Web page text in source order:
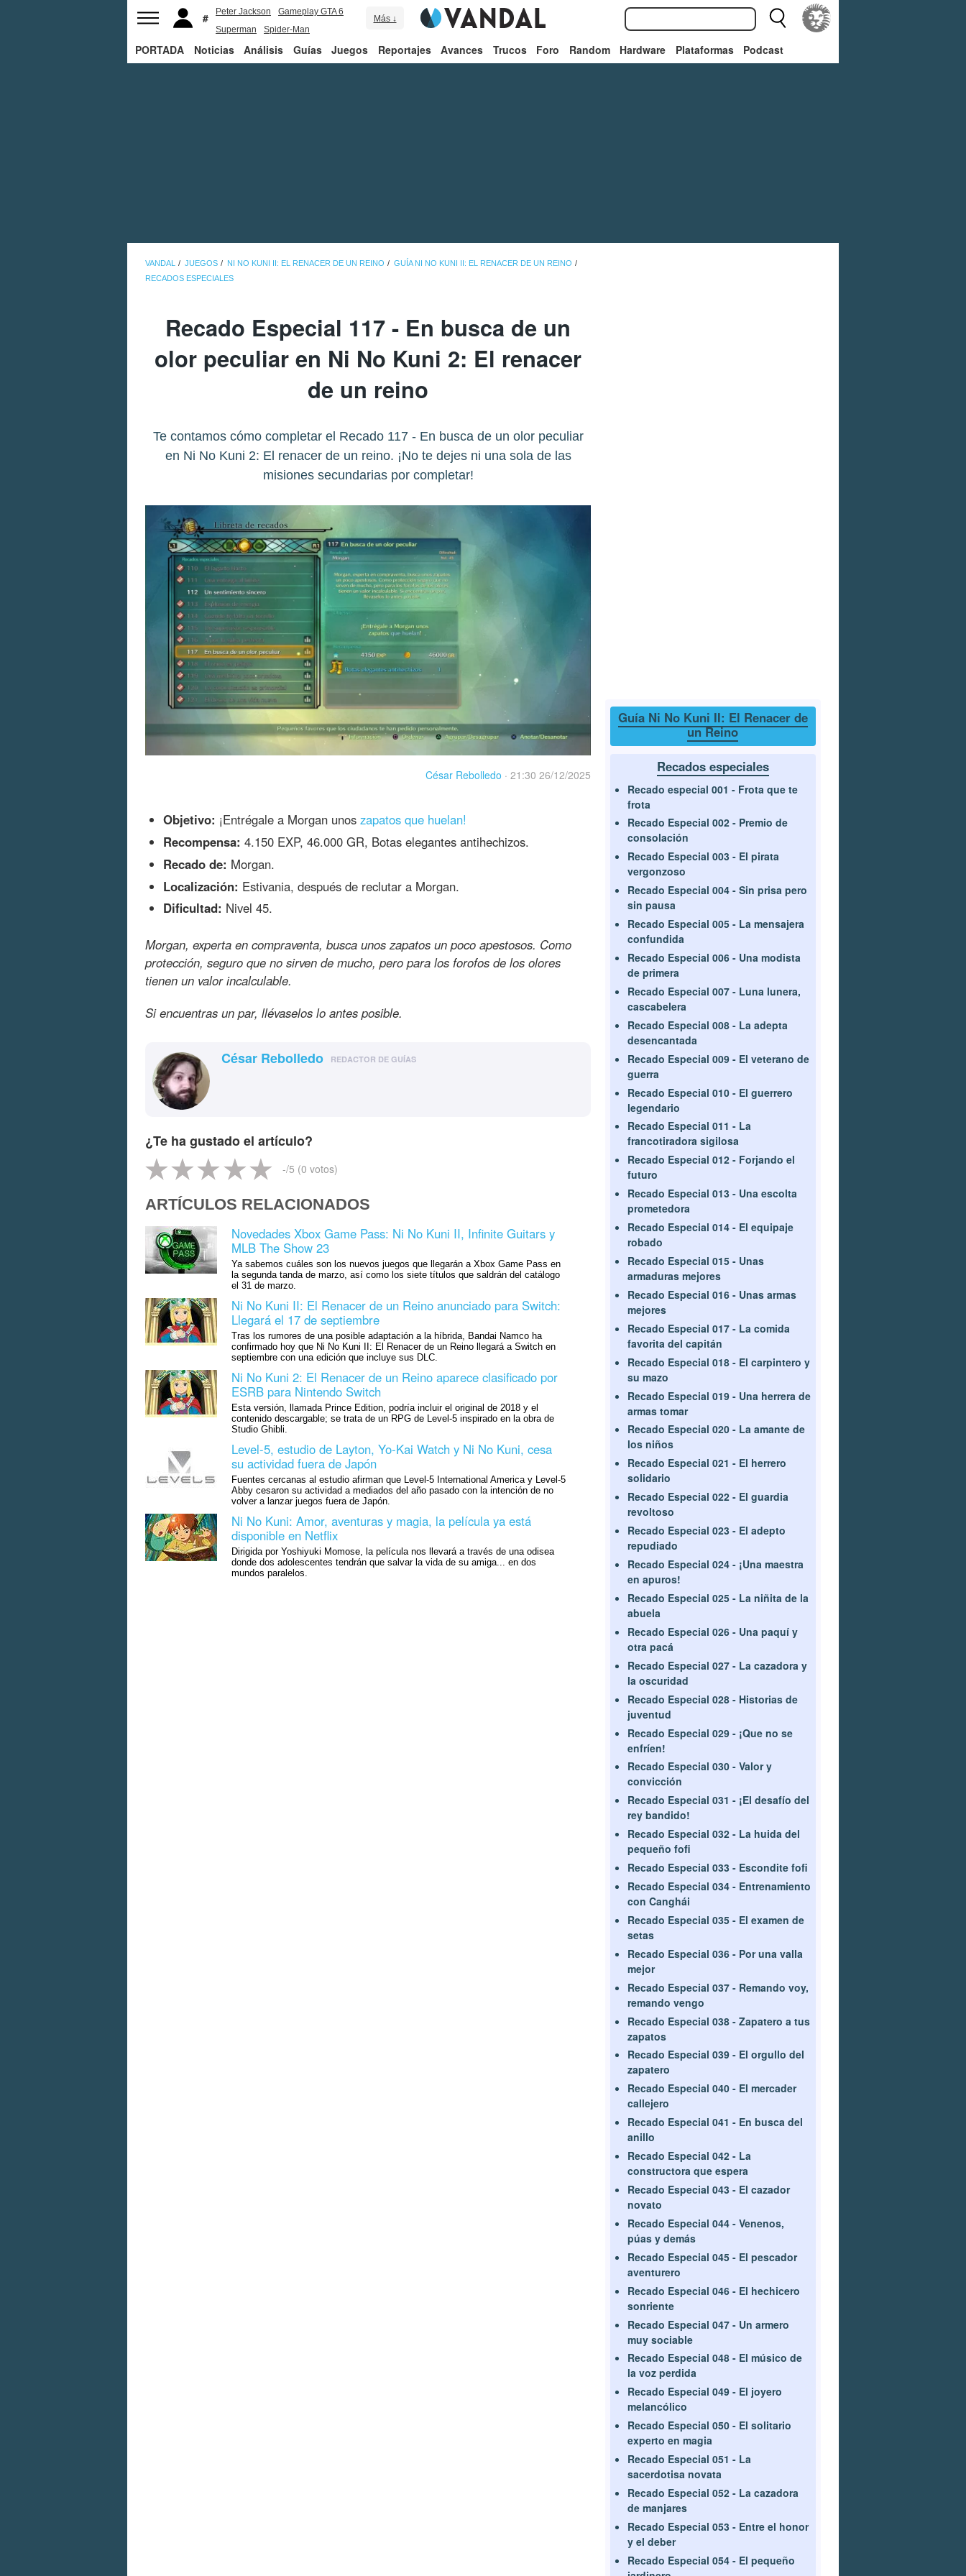
Peter Jackson
Gameplay GTA 6
Superman
Spider-Man
Más ↓
PORTADA Noticias Análisis Guías Juegos Reportajes Avances Trucos Foro Random Hardware Plataformas Podcast
VANDAL JUEGOS NI NO KUNI II: EL RENACER DE UN REINO
GUÍA NI NO KUNI II: EL RENACER DE UN REINO
RECADOS ESPECIALES
Recado Especial 117 - En busca de un
olor peculiar en Ni No Kuni 2: El renacer
de un reino
Te contamos cómo completar el Recado 117 - En busca de un olor peculiar
en Ni No Kuni 2: El renacer de un reino. ¡No te dejes ni una sola de las
misiones secundarias por completar!
César Rebolledo · 21:30 26/12/2025
Objetivo: ¡Entrégale a Morgan unos zapatos que huelan!
Recompensa: 4.150 EXP, 46.000 GR, Botas elegantes antihechizos.
Recado de: Morgan.
Localización: Estivania, después de reclutar a Morgan.
Dificultad: Nivel 45.
Morgan, experta en compraventa, busca unos zapatos un poco apestosos. Como
protección, seguro que no sirven de mucho, pero para los forofos de los olores
tienen un valor incalculable.
Si encuentras un par, llévaselos lo antes posible.
César Rebolledo REDACTOR DE GUÍAS
¿Te ha gustado el artículo?
-/5 (0 votos)
ARTÍCULOS RELACIONADOS
Novedades Xbox Game Pass: Ni No Kuni II, Infinite Guitars y
MLB The Show 23
Ya sabemos cuáles son los nuevos juegos que llegarán a Xbox Game Pass en
la segunda tanda de marzo, así como los siete títulos que saldrán del catálogo
el 31 de marzo.
Ni No Kuni II: El Renacer de un Reino anunciado para Switch:
Llegará el 17 de septiembre
Tras los rumores de una posible adaptación a la híbrida, Bandai Namco ha
confirmado hoy que Ni No Kuni II: El Renacer de un Reino llegará a Switch en
septiembre con una edición que incluye sus DLC.
Ni No Kuni 2: El Renacer de un Reino aparece clasificado por
ESRB para Nintendo Switch
Esta versión, llamada Prince Edition, podría incluir el original de 2018 y el
contenido descargable; se trata de un RPG de Level-5 inspirado en la obra de
Studio Ghibli.
Level-5, estudio de Layton, Yo-Kai Watch y Ni No Kuni, cesa
su actividad fuera de Japón
Fuentes cercanas al estudio afirman que Level-5 International America y Level-5
Abby cesaron su actividad a mediados del año pasado con la intención de no
volver a lanzar juegos fuera de Japón.
Ni No Kuni: Amor, aventuras y magia, la película ya está
disponible en Netflix
Dirigida por Yoshiyuki Momose, la película nos llevará a través de una odisea
donde dos adolescentes tendrán que salvar la vida de su amiga... en dos
mundos paralelos.
Guía Ni No Kuni II: El Renacer de
un Reino
Recados especiales
Recado especial 001 - Frota que te
frota
Recado Especial 002 - Premio de
consolación
Recado Especial 003 - El pirata
vergonzoso
Recado Especial 004 - Sin prisa pero
sin pausa
Recado Especial 005 - La mensajera
confundida
Recado Especial 006 - Una modista
de primera
Recado Especial 007 - Luna lunera,
cascabelera
Recado Especial 008 - La adepta
desencantada
Recado Especial 009 - El veterano de
guerra
Recado Especial 010 - El guerrero
legendario
Recado Especial 011 - La
francotiradora sigilosa
Recado Especial 012 - Forjando el
futuro
Recado Especial 013 - Una escolta
prometedora
Recado Especial 014 - El equipaje
robado
Recado Especial 015 - Unas
armaduras mejores
Recado Especial 016 - Unas armas
mejores
Recado Especial 017 - La comida
favorita del capitán
Recado Especial 018 - El carpintero y
su mazo
Recado Especial 019 - Una herrera de
armas tomar
Recado Especial 020 - La amante de
los niños
Recado Especial 021 - El herrero
solidario
Recado Especial 022 - El guardia
revoltoso
Recado Especial 023 - El adepto
repudiado
Recado Especial 024 - ¡Una maestra
en apuros!
Recado Especial 025 - La niñita de la
abuela
Recado Especial 026 - Una paquí y
otra pacá
Recado Especial 027 - La cazadora y
la oscuridad
Recado Especial 028 - Historias de
juventud
Recado Especial 029 - ¡Que no se
enfríen!
Recado Especial 030 - Valor y
convicción
Recado Especial 031 - ¡El desafío del
rey bandido!
Recado Especial 032 - La huida del
pequeño fofi
Recado Especial 033 - Escondite fofi
Recado Especial 034 - Entrenamiento
con Canghái
Recado Especial 035 - El examen de
setas
Recado Especial 036 - Por una valla
mejor
Recado Especial 037 - Remando voy,
remando vengo
Recado Especial 038 - Zapatero a tus
zapatos
Recado Especial 039 - El orgullo del
zapatero
Recado Especial 040 - El mercader
callejero
Recado Especial 041 - En busca del
anillo
Recado Especial 042 - La
constructora que espera
Recado Especial 043 - El cazador
novato
Recado Especial 044 - Venenos,
púas y demás
Recado Especial 045 - El pescador
aventurero
Recado Especial 046 - El hechicero
sonriente
Recado Especial 047 - Un armero
muy sociable
Recado Especial 048 - El músico de
la voz perdida
Recado Especial 049 - El joyero
melancólico
Recado Especial 050 - El solitario
experto en magia
Recado Especial 051 - La
sacerdotisa novata
Recado Especial 052 - La cazadora
de manjares
Recado Especial 053 - Entre el honor
y el deber
Recado Especial 054 - El pequeño